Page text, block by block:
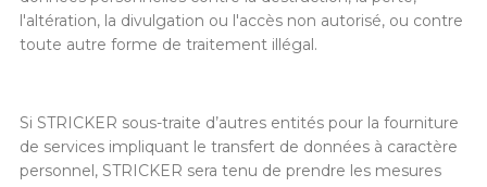
l'altération, la divulgation ou l'accès non autorisé, ou contre
toute autre forme de traitement illégal.
Si STRICKER sous-traite d’autres entités pour la fourniture
de services impliquant le transfert de données à caractère
personnel, STRICKER sera tenu de prendre les mesures